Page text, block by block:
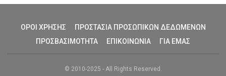
ΟΡΟΙ ΧΡΗΣΗΣ
ΠΡΟΣΤΑΣΙΑ ΠΡΟΣΩΠΙΚΩΝ ΔΕΔΩΜΕΝΩΝ
ΠΡΟΣΒΑΣΙΜΟΤΗΤΑ
ΕΠΙΚΟΙΝΩΝΙΑ ΓΙΑ ΕΜΑΣ
© 2010-2025 - All Rights Reserved.